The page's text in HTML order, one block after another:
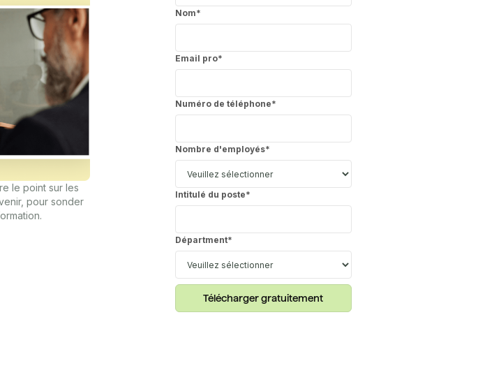
le point sur les
pour sonder
Nom*
Email pro*
Numéro de téléphone*
Nombre d'employés*
Intitulé du poste*
Départment*